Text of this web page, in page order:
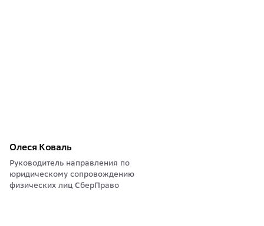
Олеся Коваль
Руководитель направления по
юридическому сопровождению
физических лиц СберПраво